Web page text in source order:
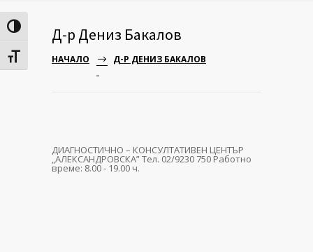
Toggle High Contrast
Toggle Font size
Д-р Дениз Бакалов
НАЧАЛО Д-Р ДЕНИЗ БАКАЛОВ
ДИАГНОСТИЧНО – КОНСУЛТАТИВЕН ЦЕНТЪР
„АЛЕКСАНДРОВСКА” Тел. 02/9230 750 Работно
време: 8.00 - 19.00 ч.